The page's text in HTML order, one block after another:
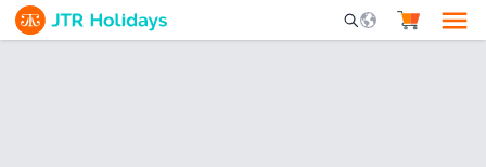
Mobile Search